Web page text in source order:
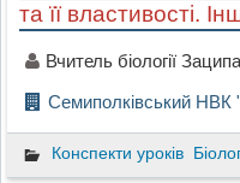
та її властивості.
Вчитель біології
Семиполківський НВК
Конспекти уроків